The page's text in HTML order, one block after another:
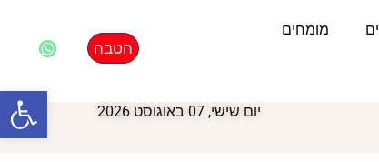
מומחים
הטבה
יום שישי, 07 באוגוסט 2026 פתח